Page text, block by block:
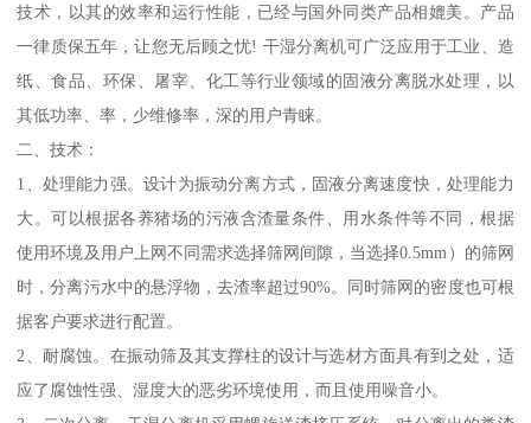
技术，以其的效率和运行性能，已经与国外同类产品相媲美。产品
一律质保五年，让您无后顾之忧! 干湿分离机可广泛应用于工业、造
纸、食品、环保、屠宰、化工等行业领域的固液分离脱水处理，以
其低功率、率，少维修率，深的用户青睐。
二、技术：
1、处理能力强。设计为振动分离方式，固液分离速度快，处理能力
大。可以根据各养猪场的污液含渣量条件、用水条件等不同，根据
使用环境及用户上网不同需求选择筛网间隙，当选择0.5mm）的筛网
时，分离污水中的悬浮物，去渣率超过90%。同时筛网的密度也可根
据客户要求进行配置。
2、耐腐蚀。在振动筛及其支撑柱的设计与选材方面具有到之处，适
应了腐蚀性强、湿度大的恶劣环境使用，而且使用噪音小。